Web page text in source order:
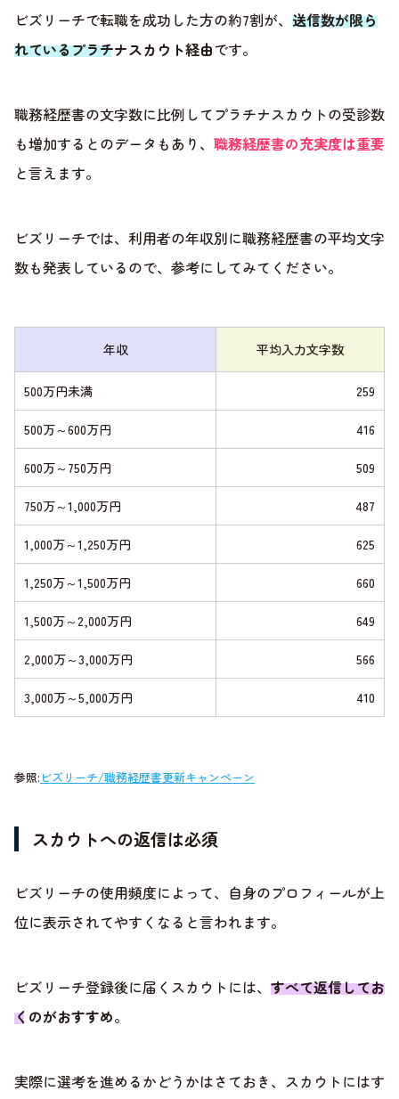
ビズリーチで転職を成功した方の約7割が、 送信数が限ら
れているプラチナスカウト経由です。
職務経歴書の文字数に比例してプラチナスカウトの受診数
も増加するとのデータもあり、 職務経歴書の充実度は重要
と言えます。
ビズリーチでは、利用者の年収別に職務経歴書の平均文字
数も発表しているので、参考にしてみてください。
年収 平均入力文字数
500万円未満 259
500万～600万円 416
600万～750万円 509
750万～1,000万円 487
1,000万～1,250万円 625
1,250万～1,500万円 660
1,500万～2,000万円 649
2,000万～3,000万円 566
3,000万～5,000万円 410
参照: ビズリーチ/職務経歴書更新キャンペーン
スカウトへの返信は必須
ビズリーチの使用頻度によって、自身のプロフィールが上
位に表示されてやすくなると言われます。
ビズリーチ登録後に届くスカウトには、 すべて返信してお
くのがおすすめ。
実際に選考を進めるかどうかはさておき、スカウトにはす